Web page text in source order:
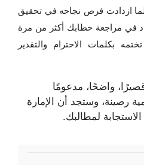
ازدادت فرص نجاحه في تحقيق
في مراجعة خطابك أكثر من مرة
بكلمات الاحترام والتقدير
واضحًا، مدعومًا
رصينة، وستجد أن الإمارة
لمطالبك.